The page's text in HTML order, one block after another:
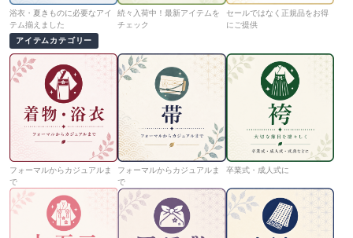
浴衣・夏きものに必要なアイ
テム揃えました
続々入荷中！最新アイテムを
チェック
セールではなく正規品をお得
にご提供
アイテムカテゴリー
フォーマルからカジュアルま
で
フォーマルからカジュアルま
で
卒業式・成人式に